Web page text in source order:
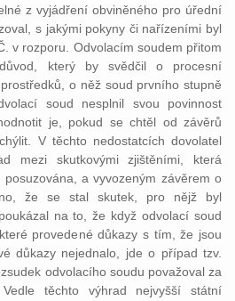
z vyjádření obviněného pro úřední
s jakými pokyny či nařízeními byl
v rozporu. Odvolacím soudem přitom
který by svědčil o procesní
o něž soud prvního stupně
soud nesplnil svou povinnost
je, pokud se chtěl od závěrů
V těchto nedostatcích dovolatel
mezi skutkovými zjištěními, která
a vyvozeným závěrem o
že se stal skutek, pro nějž byl
na to, že když odvolací soud
provedené důkazy s tím, že jsou
důkazy nejednalo, jde o případ tzv.
odvolacího soudu považoval za
Vedle těchto výhrad nejvyšší státní